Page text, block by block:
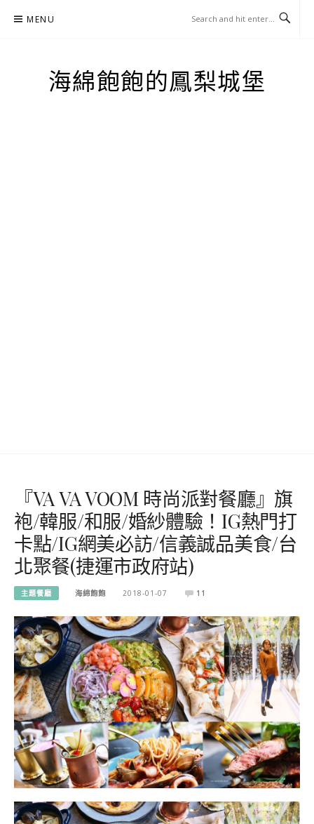
MENU
海綿飽飽的鳳梨城堡
『VA VA VOOM 時尚派對餐廳』旗
袍/韓服/和服/婚紗體驗！IG熱門打
卡點/IG網美必訪/信義誠品美食/台
北聚餐(捷運市政府站)
主題餐廳 海綿飽飽 2018-01-07 11